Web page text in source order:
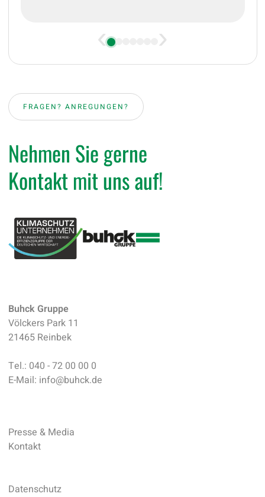
‹ ›
FRAGEN? ANREGUNGEN?
Nehmen Sie gerne
Kontakt mit uns auf!
Buhck Gruppe
Völckers Park 11
21465 Reinbek
Tel.: 040 - 72 00 00 0
E-Mail: info@buhck.de
Presse & Media
Kontakt
Datenschutz